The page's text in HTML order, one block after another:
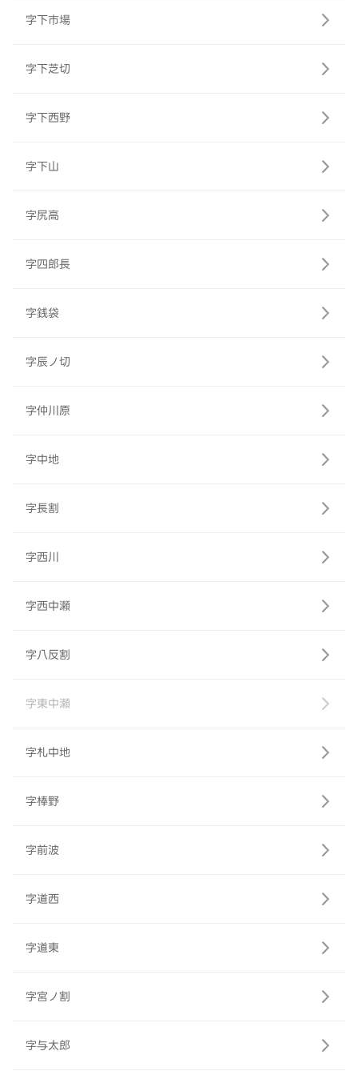
字下市場
字下芝切
字下西野
字下山
字尻高
字四郎長
字銭袋
字辰ノ切
字仲川原
字中地
字長割
字西川
字西中瀬
字八反割
字東中瀬
字札中地
字棒野
字前波
字道西
字道東
字宮ノ割
字与太郎